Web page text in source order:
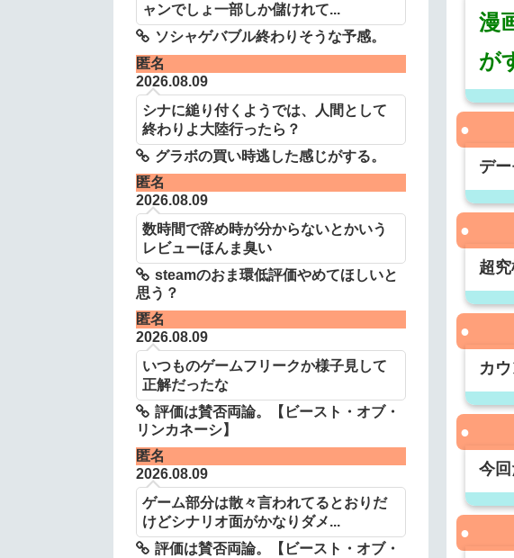
漫
が
デ
超
カ
今
ャンでしょ一部しか儲けれて...
ソシャゲバブル終わりそうな予感。
匿名
2026.08.09
シナに縋り付くようでは、人間として
終わりよ大陸行ったら？
グラボの買い時逃した感じがする。
匿名
2026.08.09
数時間で辞め時が分からないとかいう
レビューほんま臭い
steamのおま環低評価やめてほしいと
思う？
匿名
2026.08.09
いつものゲームフリークか様子見して
正解だったな
評価は賛否両論。【ビースト・オブ・
リンカネーシ】
匿名
2026.08.09
ゲーム部分は散々言われてるとおりだ
けどシナリオ面がかなりダメ...
評価は賛否両論。【ビースト・オブ・